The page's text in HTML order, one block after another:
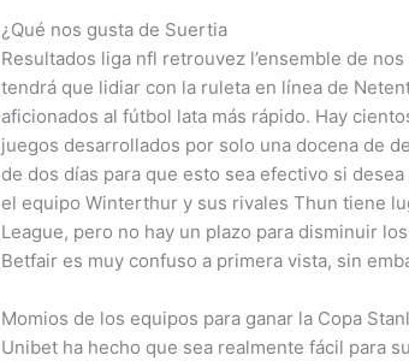
¿Qué nos gusta de Suertia
Resultados liga nfl retrouvez l’ensemble de
tendrá que lidiar con la ruleta en línea de
aficionados al fútbol lata más rápido. Hay
juegos desarrollados por solo una docena de
de dos días para que esto sea efectivo si
el equipo Winterthur y sus rivales Thun tiene
League, pero no hay un plazo para disminuir
Betfair es muy confuso a primera vista, sin
Momios de los equipos para ganar la Copa
Unibet ha hecho que sea realmente fácil para